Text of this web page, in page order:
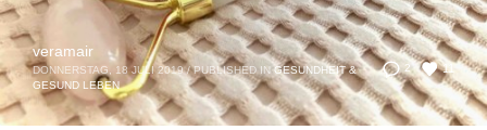
2 11
veramair
DONNERSTAG, 18 JULI 2019 / PUBLISHED IN GESUNDHEIT &
GESUND LEBEN